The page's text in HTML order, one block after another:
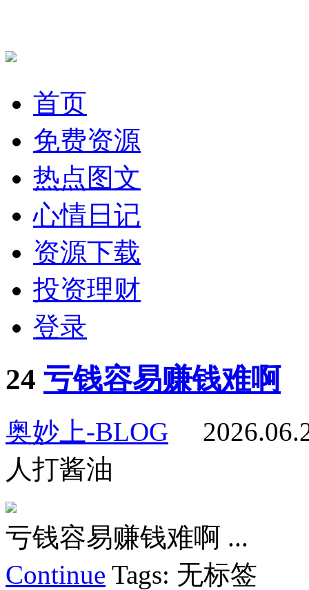
首页
免费资源
热点图文
心情日记
资源下载
投资理财
登录
24 亏钱容易赚钱难啊
奥妙上-BLOG
人打酱油
亏钱容易赚钱难啊 ...
Continue Tags: 无标签